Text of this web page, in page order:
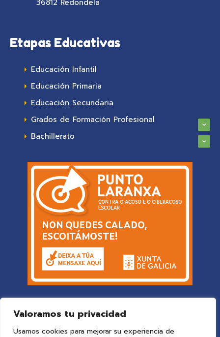
Valoramos tu privacidad
Usamos cookies para mejorar su experiencia de
36812 Redondela
Etapas Educativas
Educación Infantil
Educación Primaria
Educación Secundaria
Grados de Formación Profesional
Bachillerato